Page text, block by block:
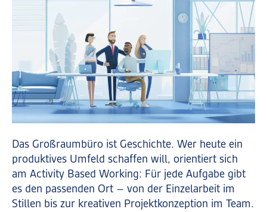
Das Großraumbüro ist Geschichte. Wer heute ein
produktives Umfeld schaffen will, orientiert sich
am Activity Based Working: Für jede Aufgabe gibt
es den passenden Ort – von der Einzelarbeit im
Stillen bis zur kreativen Projektkonzeption im Team.